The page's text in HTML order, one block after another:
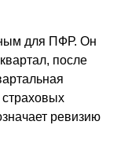
для ПФР. Он
после
страховых
ревизию